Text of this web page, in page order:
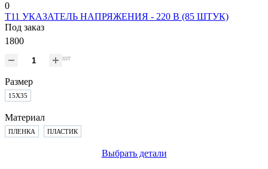
0
T11 УКАЗАТЕЛЬ НАПРЯЖЕНИЯ - 220 В (85 ШТУК)
Под заказ
1800
шт
Размер
15X35
Материал
ПЛЕНКА ПЛАСТИК
Выбрать детали